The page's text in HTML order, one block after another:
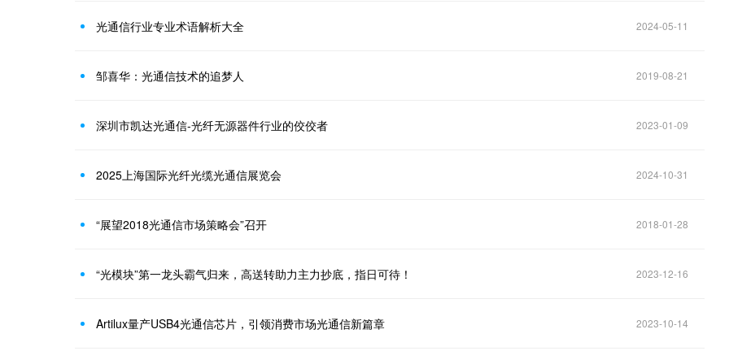
光通信行业专业术语解析大全 2024-05-11
邹喜华：光通信技术的追梦人 2019-08-21
深圳市凯达光通信-光纤无源器件行业的佼佼者 2023-01-09
2025上海国际光纤光缆光通信展览会 2024-10-31
“展望2018光通信市场策略会”召开 2018-01-28
“光模块”第一龙头霸气归来，高送转助力主力抄底，指日可待！ 2023-12-16
Artilux量产USB4光通信芯片，引领消费市场光通信新篇章 2023-10-14